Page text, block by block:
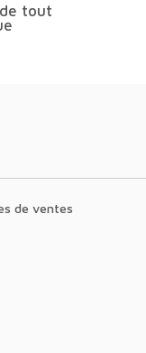
tout
de ventes